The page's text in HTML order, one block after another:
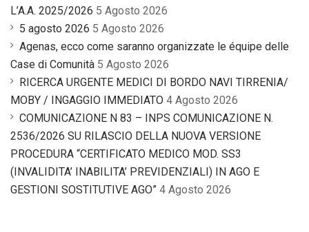
L’A.A. 2025/2026 5 Agosto 2026
5 agosto 2026 5 Agosto 2026
Agenas, ecco come saranno organizzate le équipe delle
Case di Comunità 5 Agosto 2026
RICERCA URGENTE MEDICI DI BORDO NAVI TIRRENIA/
MOBY / INGAGGIO IMMEDIATO 4 Agosto 2026
COMUNICAZIONE N 83 – INPS COMUNICAZIONE N.
2536/2026 SU RILASCIO DELLA NUOVA VERSIONE
PROCEDURA “CERTIFICATO MEDICO MOD. SS3
(INVALIDITA’ INABILITA’ PREVIDENZIALI) IN AGO E
GESTIONI SOSTITUTIVE AGO” 4 Agosto 2026